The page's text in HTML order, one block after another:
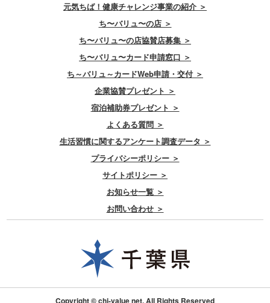
元気ちば！健康チャレンジ事業の紹介 ＞
ち〜バリュ〜の店 ＞
ち〜バリュ〜の店協賛店募集 ＞
ち〜バリュ〜カード申請窓口 ＞
ち～バリュ～カードWeb申請・交付 ＞
企業協賛プレゼント ＞
宿泊補助券プレゼント ＞
よくある質問 ＞
生活習慣に関するアンケート調査データ ＞
プライバシーポリシー ＞
サイトポリシー ＞
お知らせ一覧 ＞
お問い合わせ ＞
Copyright © chi-value net. All Rights Reserved